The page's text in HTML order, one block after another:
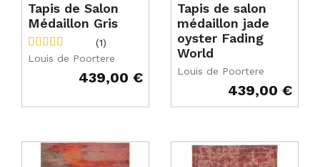
Tapis de Salon
Médaillon Gris
(1)
Louis de Poortere
439,00 €
Tapis de salon
médaillon jade
oyster Fading
World
Louis de Poortere
439,00 €